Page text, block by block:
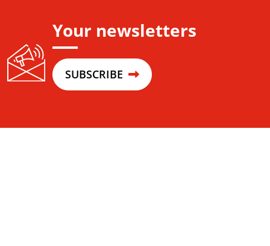
Your newsletters
SUBSCRIBE